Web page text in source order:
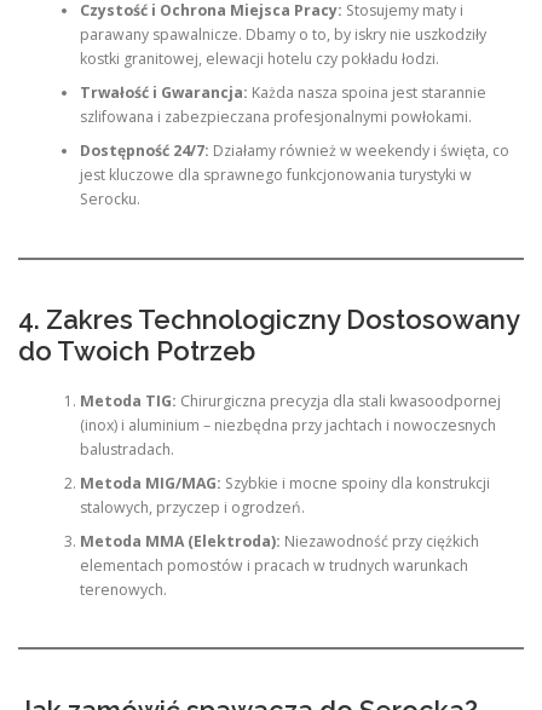
Czystość i Ochrona Miejsca Pracy: Stosujemy maty i
parawany spawalnicze. Dbamy o to, by iskry nie uszkodziły
kostki granitowej, elewacji hotelu czy pokładu łodzi.
Trwałość i Gwarancja: Każda nasza spoina jest starannie
szlifowana i zabezpieczana profesjonalnymi powłokami.
Dostępność 24/7: Działamy również w weekendy i święta, co
jest kluczowe dla sprawnego funkcjonowania turystyki w
Serocku.
4. Zakres Technologiczny Dostosowany
do Twoich Potrzeb
Metoda TIG: Chirurgiczna precyzja dla stali kwasoodpornej
(inox) i aluminium – niezbędna przy jachtach i nowoczesnych
balustradach.
Metoda MIG/MAG: Szybkie i mocne spoiny dla konstrukcji
stalowych, przyczep i ogrodzeń.
Metoda MMA (Elektroda): Niezawodność przy ciężkich
elementach pomostów i pracach w trudnych warunkach
terenowych.